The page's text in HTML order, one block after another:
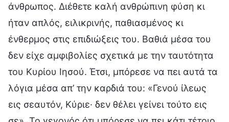
άνθρωπος. Διέθετε καλή ανθρώπινη φύση κι
ήταν απλός, ειλικρινής, παθιασμένος κι
ένθερμος στις επιδιώξεις του. Βαθιά μέσα του
δεν είχε αμφιβολίες σχετικά με την ταυτότητα
του Κυρίου Ιησού. Έτσι, μπόρεσε να πει αυτά τα
λόγια μέσα απ’ την καρδιά του: «Γενού ίλεως
εις σεαυτόν, Κύριε· δεν θέλει γείνει τούτο εις